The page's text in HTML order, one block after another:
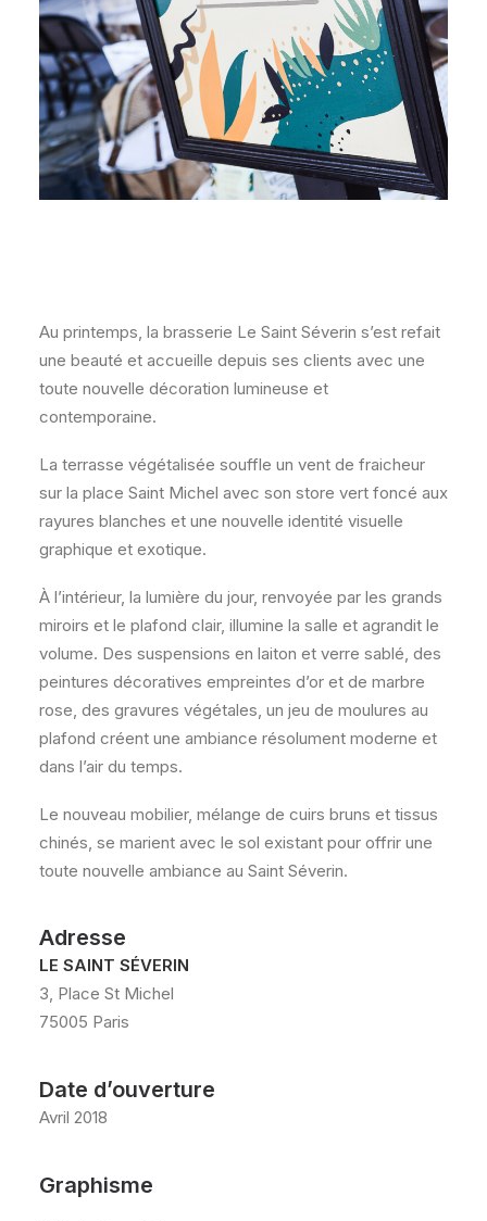
Au printemps, la brasserie Le Saint Séverin s’est refait
une beauté et accueille depuis ses clients avec une
toute nouvelle décoration lumineuse et
contemporaine.
La terrasse végétalisée souffle un vent de fraicheur
sur la place Saint Michel avec son store vert foncé aux
rayures blanches et une nouvelle identité visuelle
graphique et exotique.
À l’intérieur, la lumière du jour, renvoyée par les grands
miroirs et le plafond clair, illumine la salle et agrandit le
volume. Des suspensions en laiton et verre sablé, des
peintures décoratives empreintes d’or et de marbre
rose, des gravures végétales, un jeu de moulures au
plafond créent une ambiance résolument moderne et
dans l’air du temps.
Le nouveau mobilier, mélange de cuirs bruns et tissus
chinés, se marient avec le sol existant pour offrir une
toute nouvelle ambiance au Saint Séverin.
Adresse
LE SAINT SÉVERIN
3, Place St Michel
75005 Paris
Date d’ouverture
Avril 2018
Graphisme